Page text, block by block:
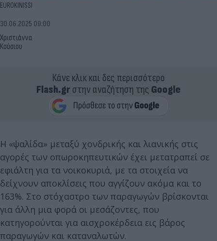
EUROKINISSI
Χριστιάννα
Κούσιου
30.06.2025 09:00
Κάνε κλικ και δες περισσότερο
Flash.grστην αναζήτηση της Google
Η «ψαλίδα» μεταξύ χονδρικής και λιανικής στις
αγορές των οπωροκηπευτικών έχει μετατραπεί σε
εφιάλτη για τα νοικοκυριά, με τα στοιχεία να
δείχνουν αποκλίσεις που αγγίζουν ακόμα και το
163%. Στο στόχαστρο των παραγωγών βρίσκονται
για άλλη μια φορά οι μεσάζοντες, που
κατηγορούνται για αισχροκέρδεια εις βάρος
παραγωγών και καταναλωτών.